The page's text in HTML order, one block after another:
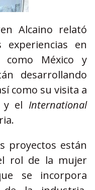
Alcaino relató
experiencias en
como México y
desarrollando
como su visita a
y el International
proyectos están
rol de la mujer
se incorpora